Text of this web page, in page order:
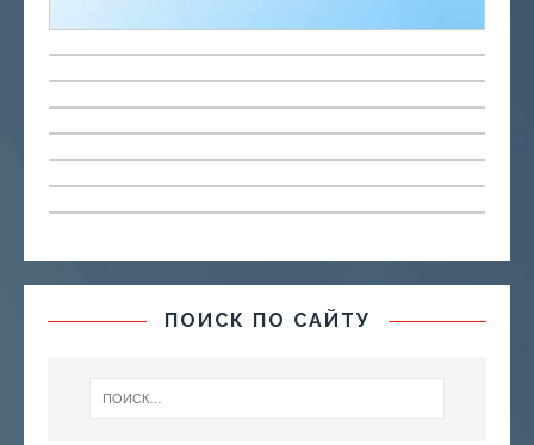
ПОИСК ПО САЙТУ